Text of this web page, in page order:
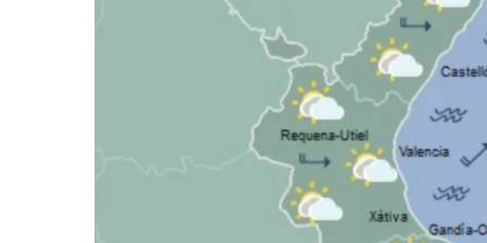
VALÈNCIA LLENA LA CIUDAD DE
IV TALLER DE FOTOGRAFIA
IV TALLER DE FOTOGRAFIA
Encuentro de bolilleras
El tráfico en Valencia este fin de
Visita Ciudad Fallera